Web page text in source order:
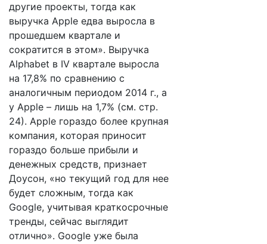
другие проекты, тогда как
выручка Apple едва выросла в
прошедшем квартале и
сократится в этом». Выручка
Alphabet в IV квартале выросла
на 17,8% по сравнению с
аналогичным периодом 2014 г., а
у Apple – лишь на 1,7% (см. стр.
24). Apple гораздо более крупная
компания, которая приносит
гораздо больше прибыли и
денежных средств, признает
Доусон, «но текущий год для нее
будет сложным, тогда как
Google, учитывая краткосрочные
тренды, сейчас выглядит
отлично». Google уже была